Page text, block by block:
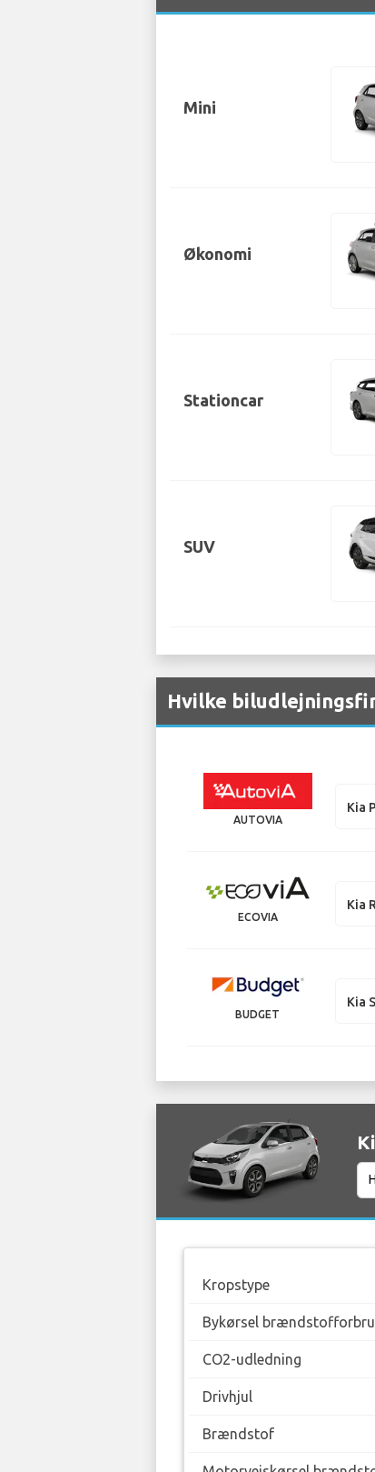
Mini
Økonomi
Stationcar
SUV
Hvilke
AUTOVIA
Kia
ECOVIA
Kia
BUDGET
Kia
Kropstype
Bykørsel
CO2-udledning
Drivhjul
Brændstof